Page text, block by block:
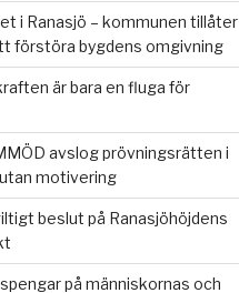
i Ranasjö – kommunen tillåter
förstöra bygdens omgivning
är bara en fluga för
avslog prövningsrätten i
motivering
beslut på Ranasjöhöjdens
på människornas och